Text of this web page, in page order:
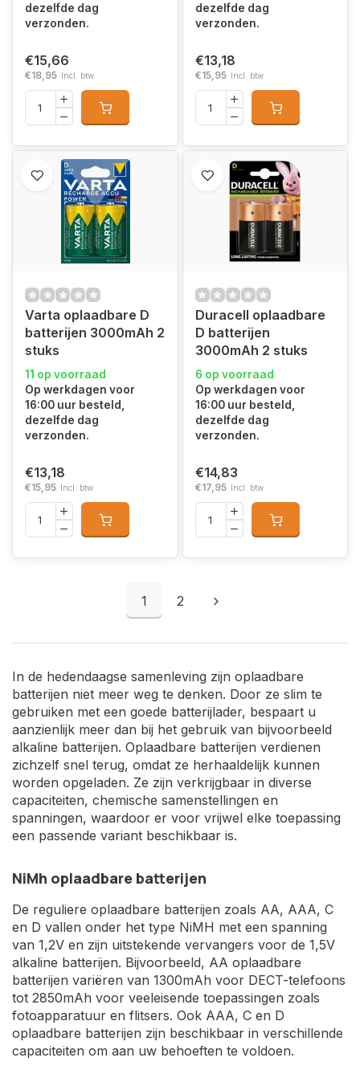
dezelfde dag
verzonden.
€15,66
€18,95 Incl. btw
dezelfde dag
verzonden.
€13,18
€15,95 Incl. btw
Varta oplaadbare D
batterijen 3000mAh 2
stuks
11 op voorraad
Op werkdagen voor
16:00 uur besteld,
dezelfde dag
verzonden.
€13,18
€15,95 Incl. btw
Duracell oplaadbare
D batterijen
3000mAh 2 stuks
6 op voorraad
Op werkdagen voor
16:00 uur besteld,
dezelfde dag
verzonden.
€14,83
€17,95 Incl. btw
1 2
In de hedendaagse samenleving zijn oplaadbare
batterijen niet meer weg te denken. Door ze slim te
gebruiken met een goede batterijlader, bespaart u
aanzienlijk meer dan bij het gebruik van bijvoorbeeld
alkaline batterijen. Oplaadbare batterijen verdienen
zichzelf snel terug, omdat ze herhaaldelijk kunnen
worden opgeladen. Ze zijn verkrijgbaar in diverse
capaciteiten, chemische samenstellingen en
spanningen, waardoor er voor vrijwel elke toepassing
een passende variant beschikbaar is.
NiMh oplaadbare batterijen
De reguliere oplaadbare batterijen zoals AA, AAA, C
en D vallen onder het type NiMH met een spanning
van 1,2V en zijn uitstekende vervangers voor de 1,5V
alkaline batterijen. Bijvoorbeeld, AA oplaadbare
batterijen variëren van 1300mAh voor DECT-telefoons
tot 2850mAh voor veeleisende toepassingen zoals
fotoapparatuur en flitsers. Ook AAA, C en D
oplaadbare batterijen zijn beschikbaar in verschillende
capaciteiten om aan uw behoeften te voldoen.